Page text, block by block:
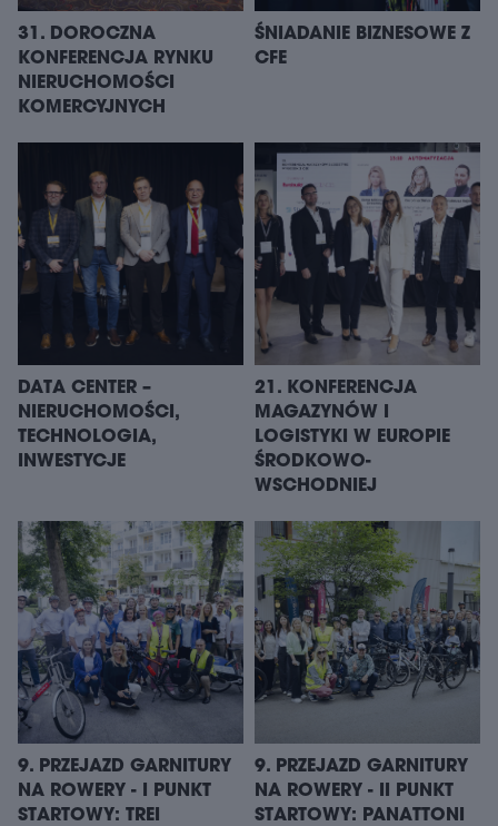
31. DOROCZNA
KONFERENCJA RYNKU
NIERUCHOMOŚCI
KOMERCYJNYCH
ŚNIADANIE BIZNESOWE Z
CFE
DATA CENTER –
NIERUCHOMOŚCI,
TECHNOLOGIA,
INWESTYCJE
21. KONFERENCJA
MAGAZYNÓW I
LOGISTYKI W EUROPIE
ŚRODKOWO-
WSCHODNIEJ
9. PRZEJAZD GARNITURY
NA ROWERY - I PUNKT
STARTOWY: TREI
9. PRZEJAZD GARNITURY
NA ROWERY - II PUNKT
STARTOWY: PANATTONI